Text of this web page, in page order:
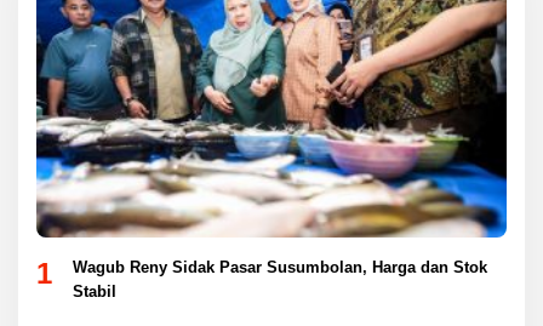
1
Wagub Reny Sidak Pasar Susumbolan, Harga dan Stok
Stabil